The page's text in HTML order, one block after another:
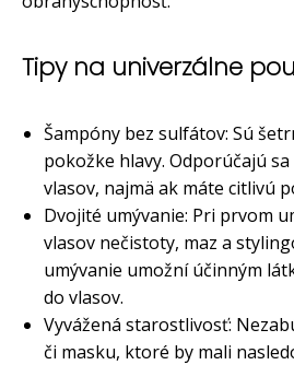
Tipy na univerzálne
Šampóny bez sulfátov: Sú
pokožke hlavy. Odporúčajú
vlasov, najmä ak máte citlivú
Dvojité umývanie: Pri prvom
vlasov nečistoty, maz a
umývanie umožní účinným
do vlasov.
Vyvážená starostlivosť:
či masku, ktoré by mali